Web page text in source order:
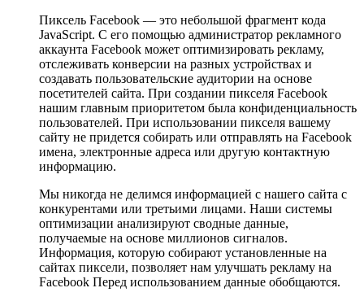
Пиксель Facebook — это небольшой фрагмент кода
JavaScript. С его помощью администратор рекламного
аккаунта Facebook может оптимизировать рекламу,
отслеживать конверсии на разных устройствах и
создавать пользовательские аудитории на основе
посетителей сайта. При создании пикселя Facebook
нашим главным приоритетом была конфиденциальность
пользователей. При использовании пикселя вашему
сайту не придется собирать или отправлять на Facebook
имена, электронные адреса или другую контактную
информацию.
Мы никогда не делимся информацией с нашего сайта с
конкурентами или третьими лицами. Наши системы
оптимизации анализируют сводные данные,
получаемые на основе миллионов сигналов.
Информация, которую собирают установленные на
сайтах пиксели, позволяет нам улучшать рекламу на
Facebook Перед использованием данные обобщаются.